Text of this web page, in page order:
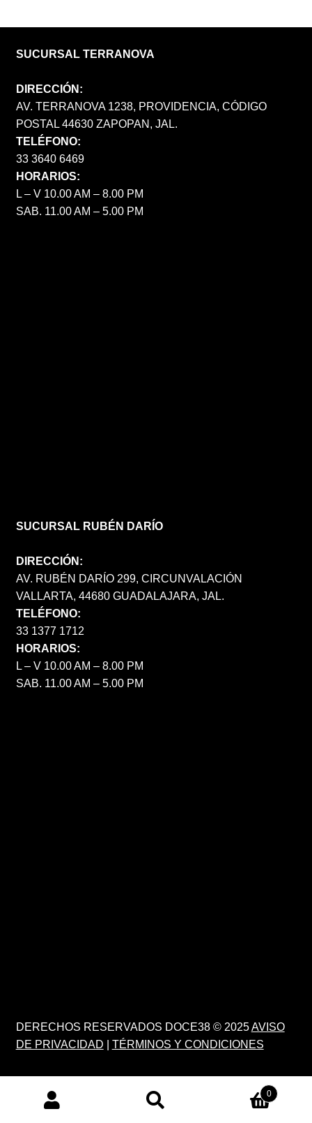
SUCURSAL TERRANOVA
DIRECCIÓN:
AV. TERRANOVA 1238, PROVIDENCIA, CÓDIGO
POSTAL 44630 ZAPOPAN, JAL.
TELÉFONO:
33 3640 6469
HORARIOS:
L – V 10.00 AM – 8.00 PM
SAB. 11.00 AM – 5.00 PM
SUCURSAL RUBÉN DARÍO
DIRECCIÓN:
AV. RUBÉN DARÍO 299, CIRCUNVALACIÓN
VALLARTA, 44680 GUADALAJARA, JAL.
TELÉFONO:
33 1377 1712
HORARIOS:
L – V 10.00 AM – 8.00 PM
SAB. 11.00 AM – 5.00 PM
DERECHOS RESERVADOS DOCE38 © 2025AVISO
DE PRIVACIDAD
TÉRMINOS Y CONDICIONES
PRODUCTS
0